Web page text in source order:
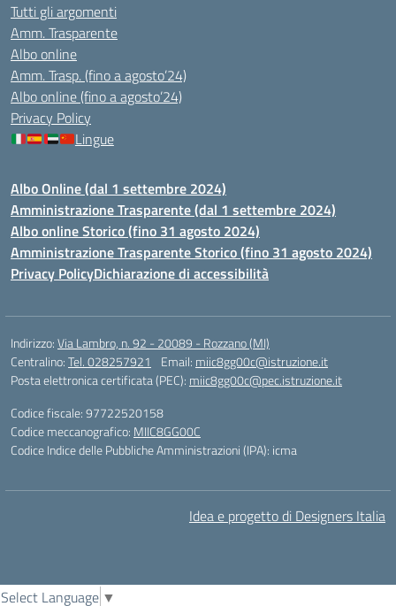
Tutti gli argomenti
Amm. Trasparente
Albo online
Amm. Trasp. (fino a agosto’24)
Albo online (fino a agosto’24)
Privacy Policy
Lingue
Albo Online (dal 1 settembre 2024)
Amministrazione Trasparente (dal 1 settembre 2024)
Albo online Storico (fino 31 agosto 2024)
Amministrazione Trasparente Storico (fino 31 agosto 2024)
Privacy PolicyDichiarazione di accessibilità
Indirizzo:Via Lambro, n. 92 - 20089 - Rozzano (MI)
Centralino:Tel. 028257921 Email: miic8gg00c@istruzione.it
Posta elettronica certificata (PEC): miic8gg00c@pec.istruzione.it
Codice fiscale: 97722520158
Codice meccanografico: MIIC8GG00C
Codice Indice delle Pubbliche Amministrazioni (IPA): icma
Idea e progetto di Designers Italia
Select Language ▼